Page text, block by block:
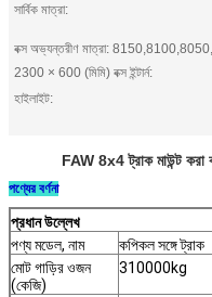
সার্বিক মাত্রা:
বক্স অভ্যন্তরীণ মাত্রা:
2300 × 600 (মিমি) বক্স ইন্টার্ন:
হাইলাইট:
FAW 8x4 ট্রাক মাউন্ট
পণ্যের বর্ণনা
প্রধান উল্লেখ
পণ্য মডেল, নাম
কপিকল সঙ্গে ট্রাক
মোট গাড়ির ওজন
(কেজি)
310000kg